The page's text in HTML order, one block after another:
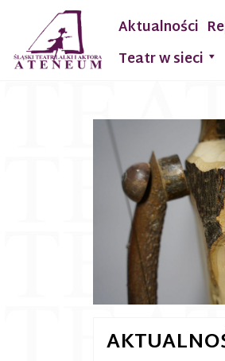
Aktualności
Teatr w sieci